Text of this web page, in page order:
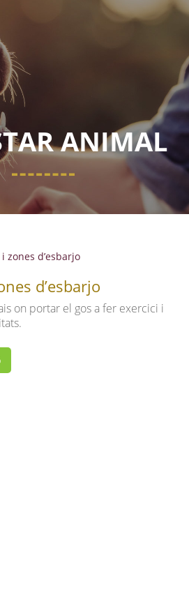
ANIMAL
d’esbarjo
on portar el gos a fer exercici i